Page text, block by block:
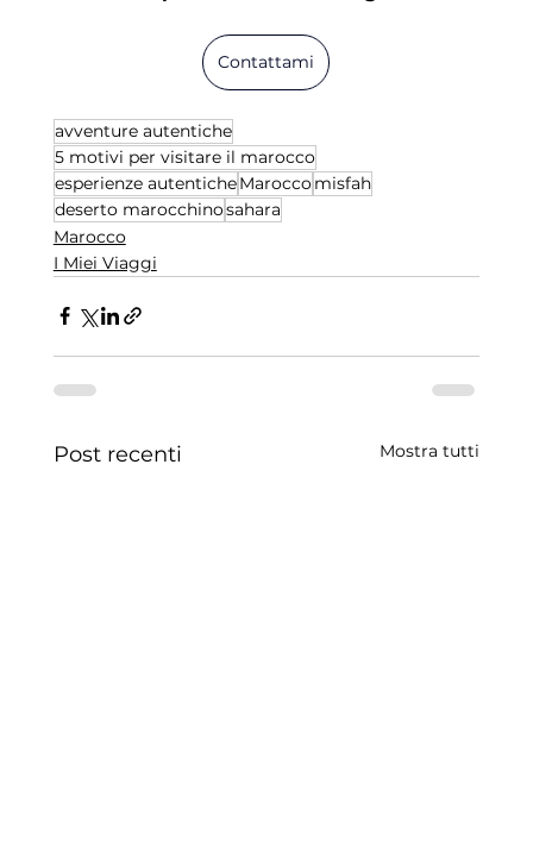
Contattami
avventure autentiche
5 motivi per visitare il marocco
esperienze autenticheMaroccomisfah
deserto marocchinosahara
Marocco
I Miei Viaggi
Post recenti Mostra tutti